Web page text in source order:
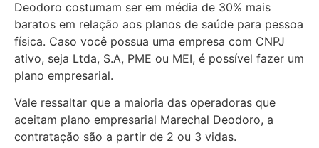
Deodoro costumam ser em média de 30% mais
baratos em relação aos planos de saúde para pessoa
física. Caso você possua uma empresa com CNPJ
ativo, seja Ltda, S.A, PME ou MEI, é possível fazer um
plano empresarial.
Vale ressaltar que a maioria das operadoras que
aceitam plano empresarial Marechal Deodoro, a
contratação são a partir de 2 ou 3 vidas.